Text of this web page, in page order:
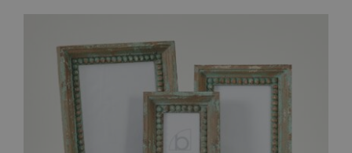
AÑADIR AL CARRITO
DETALLES